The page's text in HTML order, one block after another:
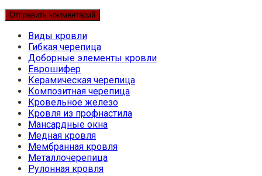
Виды кровли
Гибкая черепица
Доборные элементы кровли
Еврошифер
Керамическая черепица
Композитная черепица
Кровельное железо
Кровля из профнастила
Мансардные окна
Медная кровля
Мембранная кровля
Металлочерепица
Рулонная кровля